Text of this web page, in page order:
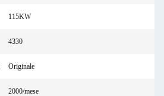
115KW
4330
Originale
2000/mese